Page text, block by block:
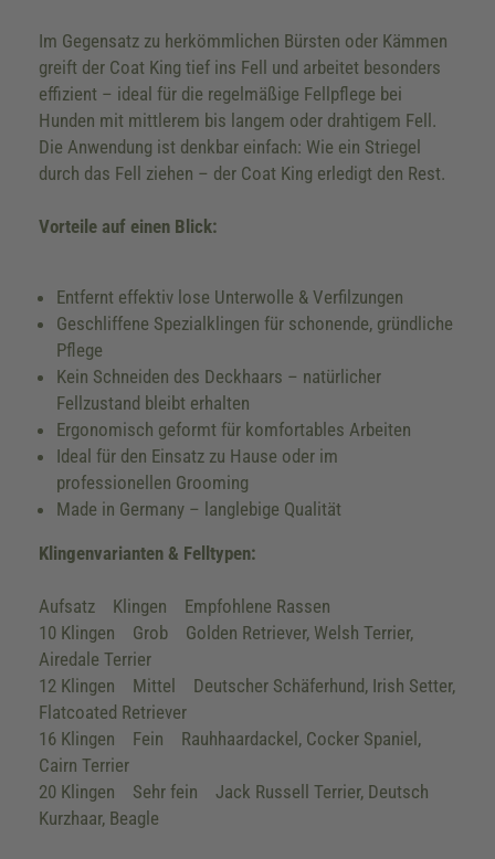
Im Gegensatz zu herkömmlichen Bürsten oder Kämmen
greift der Coat King tief ins Fell und arbeitet besonders
effizient – ideal für die regelmäßige Fellpflege bei
Hunden mit mittlerem bis langem oder drahtigem Fell.
Die Anwendung ist denkbar einfach: Wie ein Striegel
durch das Fell ziehen – der Coat King erledigt den Rest.
Vorteile auf einen Blick:
Entfernt effektiv lose Unterwolle & Verfilzungen
Geschliffene Spezialklingen für schonende, gründliche
Pflege
Kein Schneiden des Deckhaars – natürlicher
Fellzustand bleibt erhalten
Ergonomisch geformt für komfortables Arbeiten
Ideal für den Einsatz zu Hause oder im
professionellen Grooming
Made in Germany – langlebige Qualität
Klingenvarianten & Felltypen:
Aufsatz Klingen Empfohlene Rassen
10 Klingen Grob Golden Retriever, Welsh Terrier,
Airedale Terrier
12 Klingen Mittel Deutscher Schäferhund, Irish Setter,
Flatcoated Retriever
16 Klingen Fein Rauhhaardackel, Cocker Spaniel,
Cairn Terrier
20 Klingen Sehr fein Jack Russell Terrier, Deutsch
Kurzhaar, Beagle